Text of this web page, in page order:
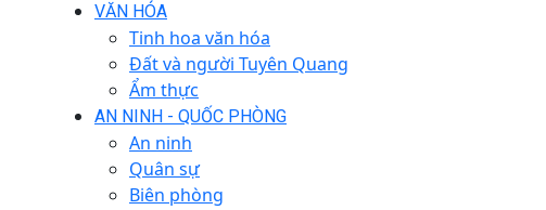
VĂN HÓA
Tinh hoa văn hóa
Đất và người Tuyên Quang
Ẩm thực
AN NINH - QUỐC PHÒNG
An ninh
Quân sự
Biên phòng